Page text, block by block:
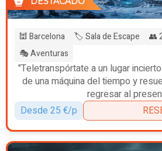
🕍 Barcelona 🏷️ Sala de Escape 👥
🎭 Aventuras
"Teletranspórtate a un lugar
de una máquina del tiempo y
regresar al
Desde 25 €/p